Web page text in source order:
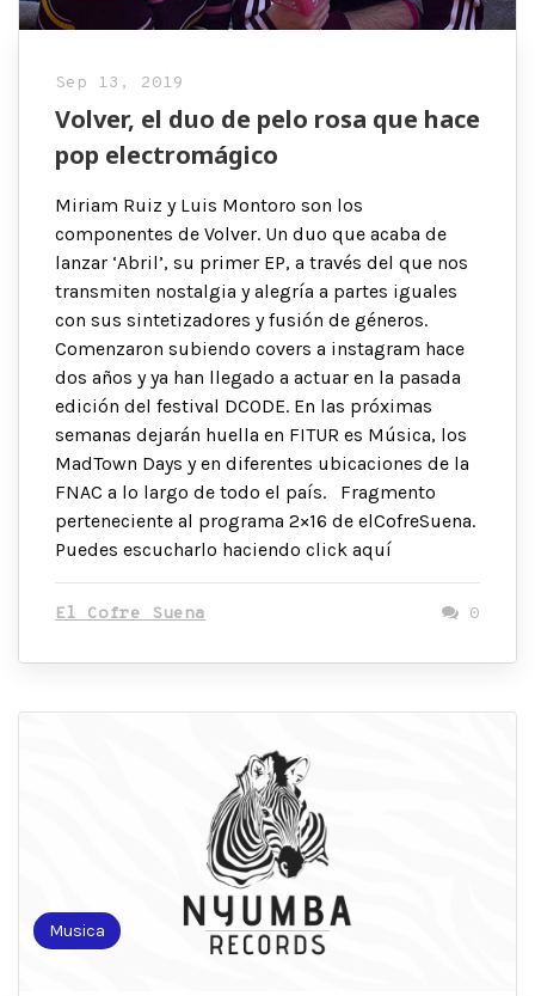
Sep 13, 2019
Volver, el duo de pelo rosa que hace
pop electromágico
Miriam Ruiz y Luis Montoro son los
componentes de Volver. Un duo que acaba de
lanzar ‘Abril’, su primer EP, a través del que nos
transmiten nostalgia y alegría a partes iguales
con sus sintetizadores y fusión de géneros.
Comenzaron subiendo covers a instagram hace
dos años y ya han llegado a actuar en la pasada
edición del festival DCODE. En las próximas
semanas dejarán huella en FITUR es Música, los
MadTown Days y en diferentes ubicaciones de la
FNAC a lo largo de todo el país. Fragmento
perteneciente al programa 2×16 de elCofreSuena.
Puedes escucharlo haciendo click aquí
El Cofre Suena 0
Musica